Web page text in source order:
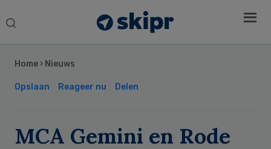
Search
Home › Nieuws
Opslaan Reageer nu Delen
MCA Gemini en Rode
Sidebar